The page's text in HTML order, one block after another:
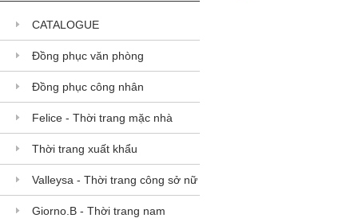
CATALOGUE
Đồng phục văn phòng
Đồng phục công nhân
Felice - Thời trang mặc nhà
Thời trang xuất khẩu
Valleysa - Thời trang công sở nữ
Giorno.B - Thời trang nam